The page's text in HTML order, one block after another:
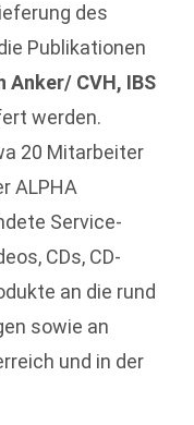
des
Publikationen
Anker/ CVH, IBS
werden.
20 Mitarbeiter
ALPHA
Service-
CDs, CD-
an die rund
sowie an
und in der